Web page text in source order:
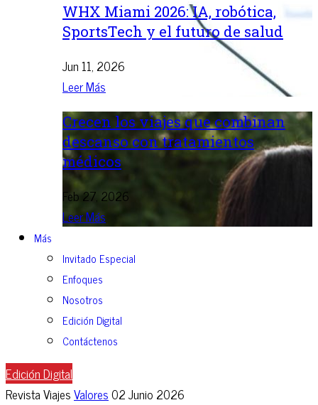
WHX Miami 2026: IA, robótica,
SportsTech y el futuro de salud
Jun 11, 2026
Leer Más
Crecen los viajes que combinan
descanso con tratamientos
médicos
Feb 27, 2026
Leer Más
Más
Invitado Especial
Enfoques
Nosotros
Edición Digital
Contáctenos
Edición Digital
Revista ViajesValores02 Junio 2026